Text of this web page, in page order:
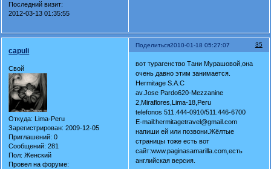
Последний визит:
2012-03-13 01:35:55
Поделиться 35
2010-01-18 05:27:07
capuli
Свой
Откуда:
Lima-Peru
Зарегистрирован: 2009-12-05
Приглашений: 0
Сообщений: 281
Пол: Женский
Провел на форуме:
вот турагенство Тани Мурашовой,она
очень давно этим занимается.
Hermitage S.A.C
av.Jose Pardo620-Mezzanine
2,Miraflores,Lima-18,Peru
telefonos 511.444-0910/511.446-6700
E-mail:hermitagetravel@gmail.com
напиши ей или позвони.Жёлтые
страницы тоже есть вот
сайт:www.paginasamarilla.com,есть
английская версия.